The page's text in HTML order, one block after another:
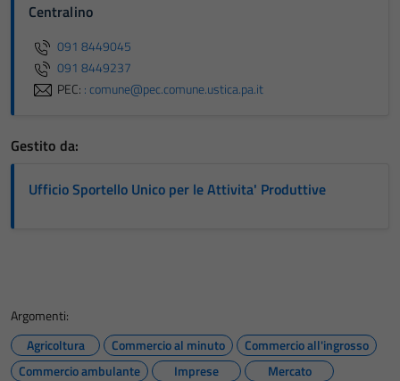
Centralino
091 8449045
091 8449237
PEC: : comune@pec.comune.ustica.pa.it
Gestito da:
Ufficio Sportello Unico per le Attivita' Produttive
Argomenti:
Agricoltura
Commercio al minuto
Commercio all'ingrosso
Commercio ambulante
Imprese
Mercato